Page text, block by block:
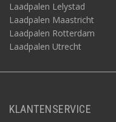
Laadpalen Lelystad
Laadpalen Maastricht
Laadpalen Rotterdam
Laadpalen Utrecht
KLANTENSERVICE